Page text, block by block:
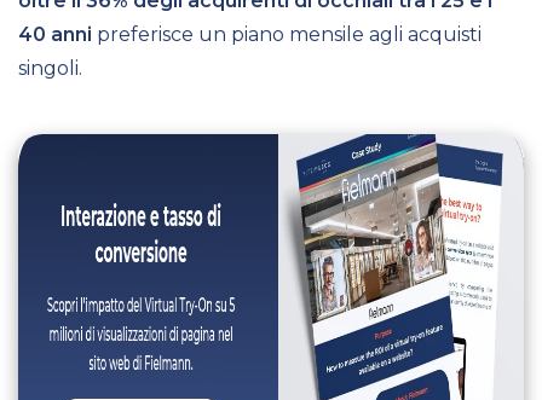
40 anni preferisce un piano mensile agli acquisti
singoli.